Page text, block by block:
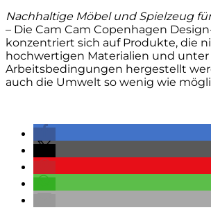
Nachhaltige Möbel und Spielzeug
– Die Cam Cam Copenhagen
konzentriert sich auf Produkte, die
hochwertigen Materialien und unter
Arbeitsbedingungen hergestellt
auch die Umwelt so wenig wie